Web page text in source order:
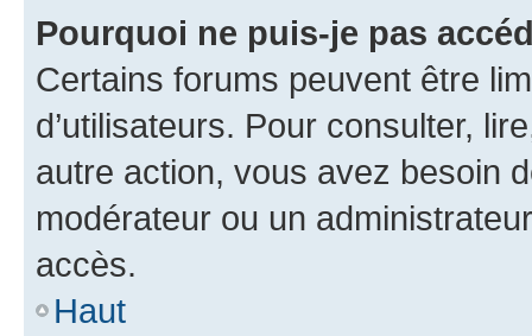
Pourquoi ne puis-je pas
Certains forums peuvent être
d’utilisateurs. Pour consulter,
autre action, vous avez besoin
modérateur ou un
accès.
Haut